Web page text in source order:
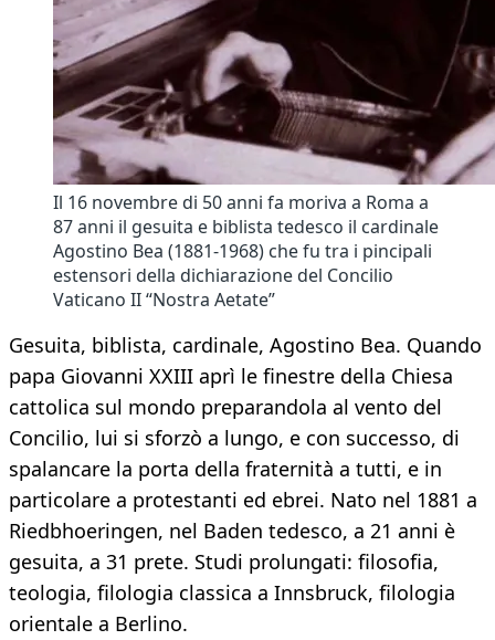
Il 16 novembre di 50 anni fa moriva a Roma a
87 anni il gesuita e biblista tedesco il cardinale
Agostino Bea (1881-1968) che fu tra i pincipali
estensori della dichiarazione del Concilio
Vaticano II “Nostra Aetate”
Gesuita, biblista, cardinale, Agostino Bea. Quando
papa Giovanni XXIII aprì le finestre della Chiesa
cattolica sul mondo preparandola al vento del
Concilio, lui si sforzò a lungo, e con successo, di
spalancare la porta della fraternità a tutti, e in
particolare a protestanti ed ebrei. Nato nel 1881 a
Riedbhoeringen, nel Baden tedesco, a 21 anni è
gesuita, a 31 prete. Studi prolungati: filosofia,
teologia, filologia classica a Innsbruck, filologia
orientale a Berlino.